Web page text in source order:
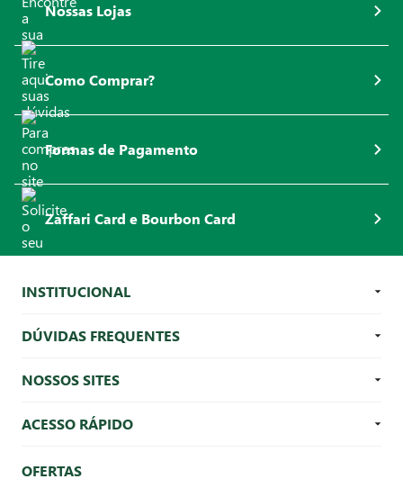
Nossas Lojas
Como Comprar?
Formas de Pagamento
Zaffari Card e Bourbon Card
INSTITUCIONAL
DÚVIDAS FREQUENTES
NOSSOS SITES
ACESSO RÁPIDO
OFERTAS